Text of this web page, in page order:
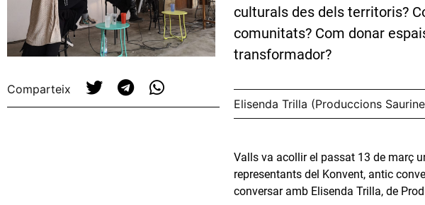
Comparteix
culturals des dels territoris?
comunitats? Com donar
transformador?
Elisenda Trilla (Produccions
Valls va acollir el passat 13 de març
representants del Konvent, antic
conversar amb Elisenda Trilla, de